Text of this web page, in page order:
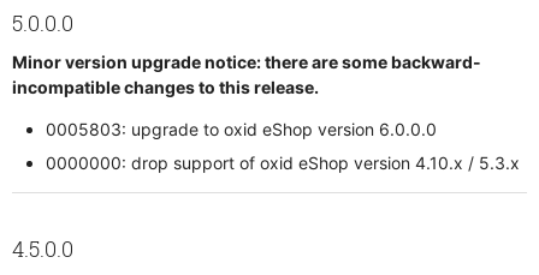
5.0.0.0
Minor version upgrade notice: there are some backward-
incompatible changes to this release.
0005803: upgrade to oxid eShop version 6.0.0.0
0000000: drop support of oxid eShop version 4.10.x / 5.3.x
4.5.0.0